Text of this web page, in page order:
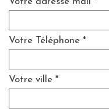
Votre Téléphone *
Votre ville *